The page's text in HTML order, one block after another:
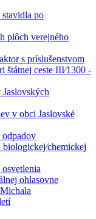
po
plôch verejného
s príslušenstvom
štátnej ceste III⁄1300 -
v obci Jaslovské
odpadov
ohlasovne